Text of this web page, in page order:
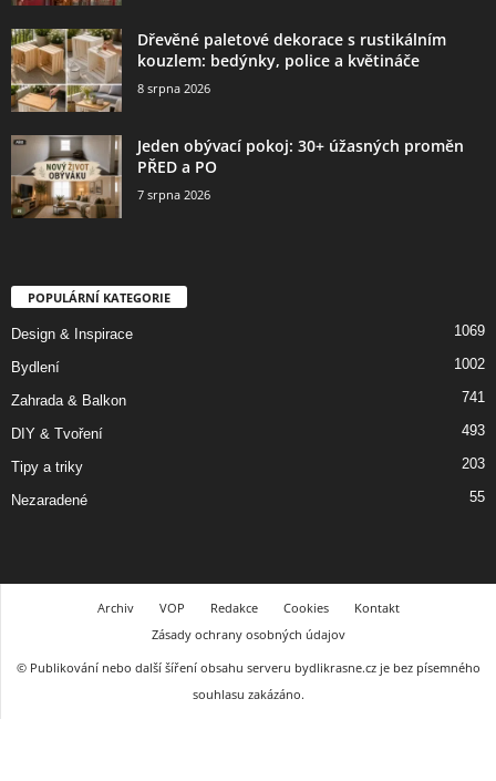
Dřevěné paletové dekorace s rustikálním
kouzlem: bedýnky, police a květináče
8 srpna 2026
Jeden obývací pokoj: 30+ úžasných proměn
PŘED a PO
7 srpna 2026
POPULÁRNÍ KATEGORIE
Design & Inspirace 1069
Bydlení 1002
Zahrada & Balkon 741
DIY & Tvoření 493
Tipy a triky 203
Nezaradené 55
Archiv VOP Redakce Cookies
Kontakt
Zásady ochrany osobných údajov
© Publikování nebo další šíření obsahu serveru bydlikrasne.cz je bez písemného
souhlasu zakázáno.